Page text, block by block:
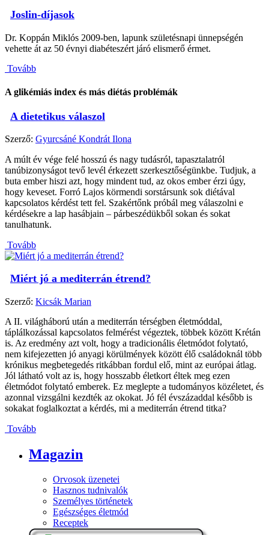
Joslin-díjasok
Dr. Koppán Miklós 2009-ben, lapunk születésnapi ünnepségén
vehette át az 50 évnyi diabéteszért járó elismerő érmet.
Tovább
A glikémiás index és más diétás problémák
A dietetikus válaszol
Szerző: Gyurcsáné Kondrát Ilona
A múlt év vége felé hosszú és nagy tudásról, tapasztalatról
tanúbizonyságot tevő levél érkezett szerkesztőségünkbe. Tudjuk, a
buta ember hiszi azt, hogy mindent tud, az okos ember érzi úgy,
hogy keveset. Forró Lajos körmendi sorstársunk sok diétával
kapcsolatos kérdést tett fel. Szakértőnk próbál meg válaszolni e
kérdésekre a lap hasábjain – párbeszédükből sokan és sokat
tanulhatunk.
Tovább
Miért jó a mediterrán étrend?
Szerző: Kicsák Marian
A II. világháború után a mediterrán térségben életmóddal,
táplálkozással kapcsolatos felmérést végeztek, többek között Krétán
is. Az eredmény azt volt, hogy a tradicionális életmódot folytató,
nem kifejezetten jó anyagi körülmények között élő családoknál több
krónikus megbetegedés ritkábban fordul elő, mint az európai átlag.
Jól látható volt az is, hogy hosszabb életkort éltek meg ezen
életmódot folytató emberek. Ez meglepte a tudományos közéletet, és
azonnal vizsgálni kezdték az okokat. Jó fél évszázaddal később is
sokakat foglalkoztat a kérdés, mi a mediterrán étrend titka?
Tovább
Magazin
Orvosok üzenetei
Hasznos tudnivalók
Személyes történetek
Egészséges életmód
Receptek